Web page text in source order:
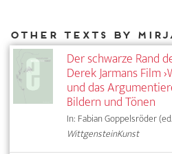
Der schwarze Rand
Derek Jarmans Film
und das
Bildern und Tönen
In: Fabian Goppelsröder
WittgensteinKunst